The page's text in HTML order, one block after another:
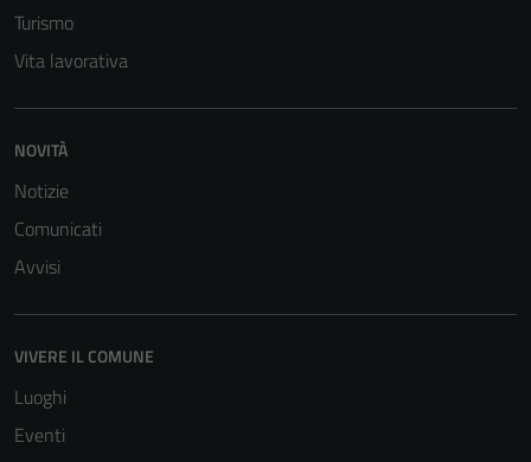
Turismo
Vita lavorativa
NOVITÀ
Notizie
Comunicati
Avvisi
VIVERE IL COMUNE
Luoghi
Eventi